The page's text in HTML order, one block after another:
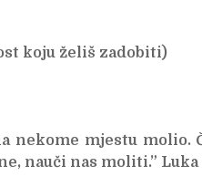
koju želiš zadobiti)
nekome mjestu molio.
nauči nas moliti.” Luka